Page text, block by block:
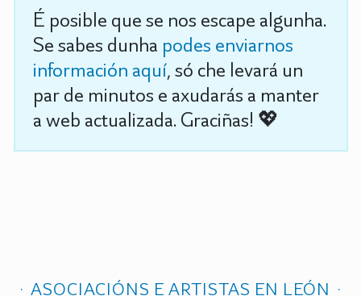
É posible que se nos escape algunha.
Se sabes dunha podes enviarnos
información aquí, só che levará un
par de minutos e axudarás a manter
a web actualizada. Graciñas! 💖
ASOCIACIÓNS E ARTISTAS EN LEÓN